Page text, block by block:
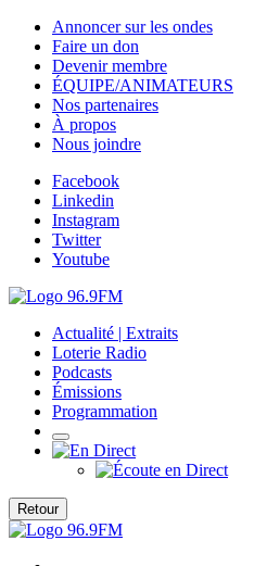
Annoncer sur les ondes
Faire un don
Devenir membre
ÉQUIPE/ANIMATEURS
Nos partenaires
À propos
Nous joindre
Facebook
Linkedin
Instagram
Twitter
Youtube
Actualité | Extraits
Loterie Radio
Podcasts
Émissions
Programmation
Retour